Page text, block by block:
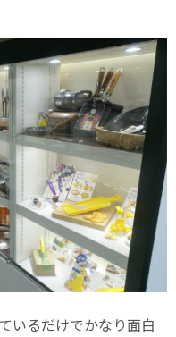
いるだけでかなり面白